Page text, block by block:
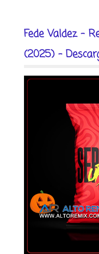
Fede Valdez -
(2025) -